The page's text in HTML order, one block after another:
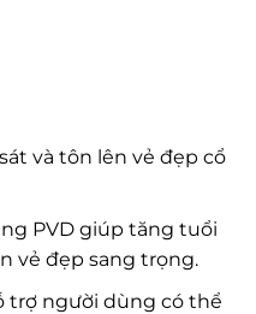
và tôn lên vẻ đẹp cổ
PVD giúp tăng tuổi
vẻ đẹp sang trọng.
trợ người dùng có thể